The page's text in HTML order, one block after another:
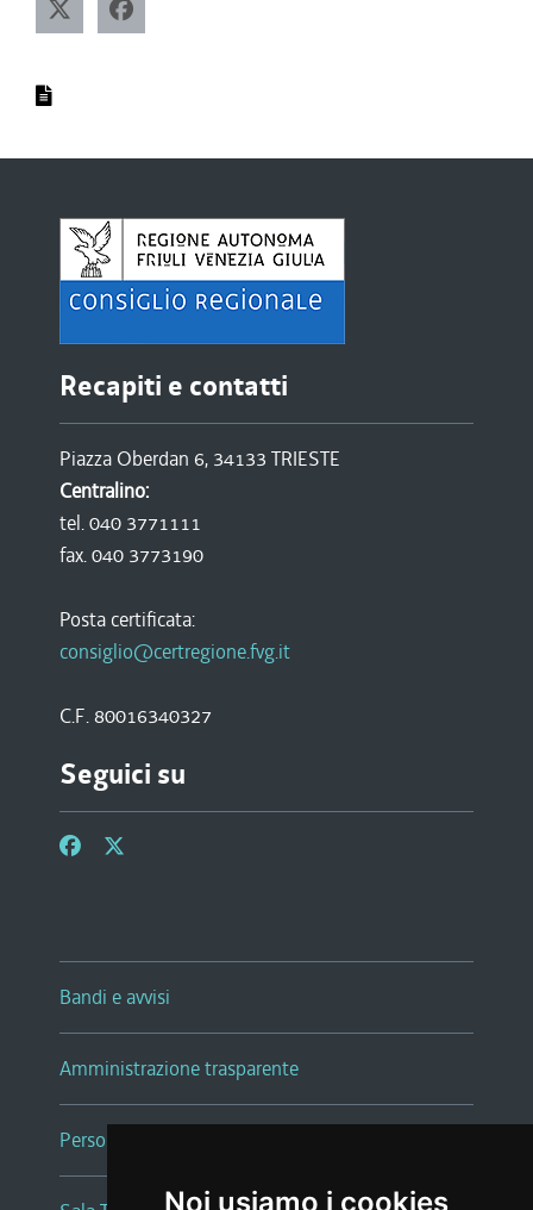
Noi usiamo i cookies
Recapiti e contatti
Piazza Oberdan 6, 34133 TRIESTE
Centralino:
tel. 040 3771111
fax. 040 3773190
Posta certificata:
consiglio@certregione.fvg.it
C.F. 80016340327
Seguici su
Bandi e avvisi
Amministrazione trasparente
Persone e Uffici